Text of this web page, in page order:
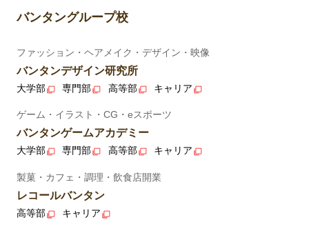
バンタングループ校
ファッション・ヘアメイク・デザイン・映像
バンタンデザイン研究所
大学部 専門部 高等部 キャリア
ゲーム・イラスト・CG・eスポーツ
バンタンゲームアカデミー
大学部 専門部 高等部 キャリア
製菓・カフェ・調理・飲食店開業
レコールバンタン
高等部 キャリア